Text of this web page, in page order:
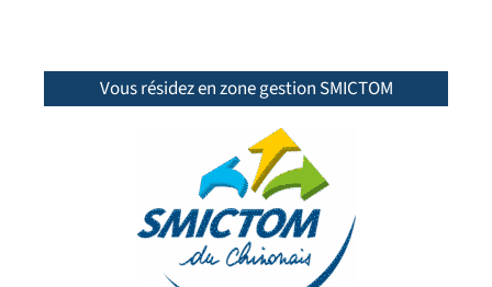
Vous résidez en zone gestion SMICTOM